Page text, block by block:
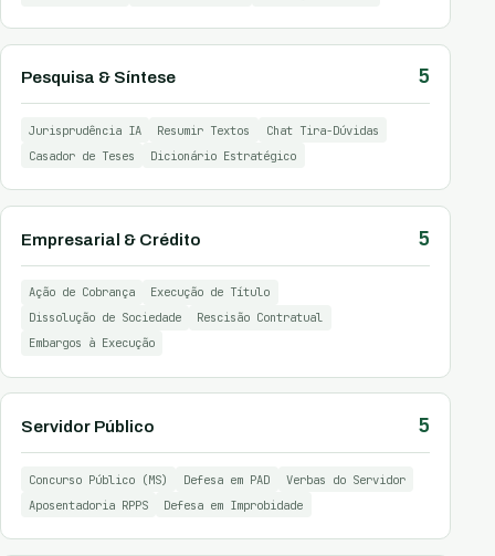
Pesquisa & Síntese 5
Jurisprudência IA Resumir Textos
Chat Tira-Dúvidas
Casador de Teses
Dicionário Estratégico
Empresarial & Crédito 5
Ação de Cobrança
Execução de Título
Dissolução de Sociedade
Rescisão Contratual
Embargos à Execução
Servidor Público 5
Concurso Público (MS) Defesa em PAD
Verbas do Servidor
Aposentadoria RPPS
Defesa em Improbidade